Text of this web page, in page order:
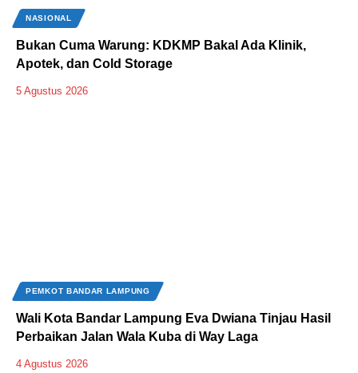
NASIONAL
Bukan Cuma Warung: KDKMP Bakal Ada Klinik,
Apotek, dan Cold Storage
5 Agustus 2026
PEMKOT BANDAR LAMPUNG
Wali Kota Bandar Lampung Eva Dwiana Tinjau Hasil
Perbaikan Jalan Wala Kuba di Way Laga
4 Agustus 2026